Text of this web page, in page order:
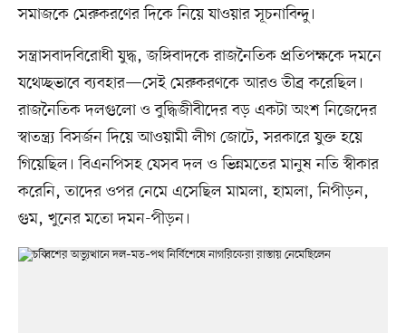
সমাজকে মেরুকরণের দিকে নিয়ে যাওয়ার সূচনাবিন্দু।
সন্ত্রাসবাদবিরোধী যুদ্ধ, জঙ্গিবাদকে রাজনৈতিক প্রতিপক্ষকে দমনে
যথেচ্ছভাবে ব্যবহার—সেই মেরুকরণকে আরও তীব্র করেছিল।
রাজনৈতিক দলগুলো ও বুদ্ধিজীবীদের বড় একটা অংশ নিজেদের
স্বাতন্ত্র্য বিসর্জন দিয়ে আওয়ামী লীগ জোটে, সরকারে যুক্ত হয়ে
গিয়েছিল। বিএনপিসহ যেসব দল ও ভিন্নমতের মানুষ নতি স্বীকার
করেনি, তাদের ওপর নেমে এসেছিল মামলা, হামলা, নিপীড়ন,
গুম, খুনের মতো দমন-পীড়ন।